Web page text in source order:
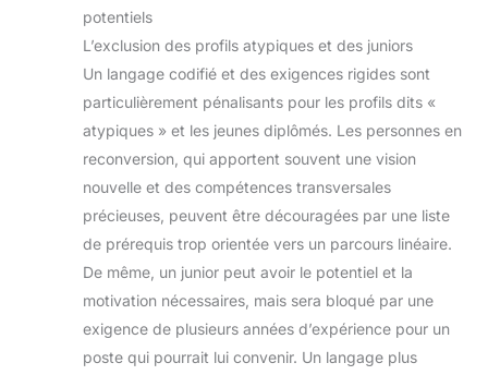
potentiels
L’exclusion des profils atypiques et des juniors
Un langage codifié et des exigences rigides sont
particulièrement pénalisants pour les profils dits «
atypiques » et les jeunes diplômés. Les personnes en
reconversion, qui apportent souvent une vision
nouvelle et des compétences transversales
précieuses, peuvent être découragées par une liste
de prérequis trop orientée vers un parcours linéaire.
De même, un junior peut avoir le potentiel et la
motivation nécessaires, mais sera bloqué par une
exigence de plusieurs années d’expérience pour un
poste qui pourrait lui convenir. Un langage plus